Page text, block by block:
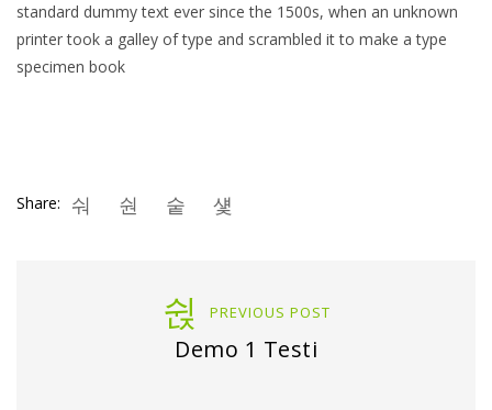
standard dummy text ever since the 1500s, when an unknown
printer took a galley of type and scrambled it to make a type
specimen book
Share:
PREVIOUS POST
Demo 1 Testi